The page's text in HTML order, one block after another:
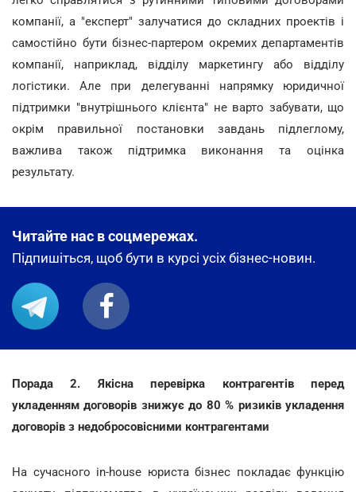
компанії, а "експерт" залучатися до складних проектів і
самостійно бути бізнес-партером окремих департаментів
компанії, наприклад, відділу маркетингу або відділу
логістики. Але при делегуванні напрямку юридичної
підтримки "внутрішнього клієнта" не варто забувати, що
окрім правильної постановки завдань підлеглому,
важлива також підтримка виконання та оцінка
результату.
Читайте нас в соцмережах.
Підпишіться, щоб бути в курсі усіх бізнес-новин.
Порада 2. Якісна перевірка контрагентів перед
укладенням договорів знижує до 80 % ризиків укладення
договорів з недобросовісними контрагентами
На сучасного in-house юриста бізнес покладає функцію